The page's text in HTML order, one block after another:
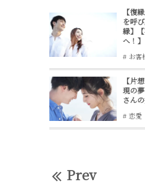
【復
を呼
縁】
へ！】
お客
【片
現の
さん
恋愛
Prev